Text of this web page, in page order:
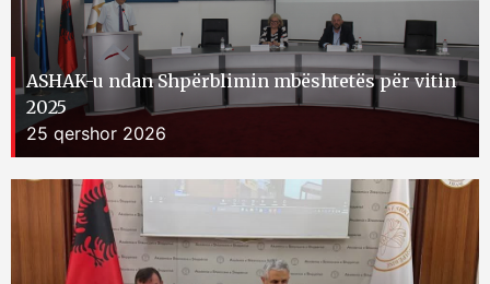
ASHAK-u ndan Shpërblimin mbështetës për vitin
2025
25 qershor 2026